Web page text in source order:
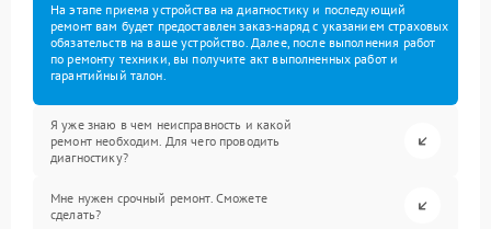
На этапе приема устройства на диагностику и последующий
ремонт вам будет предоставлен заказ-наряд с указанием страховых
обязательств на ваше устройство. Далее, после выполнения работ
по ремонту техники, вы получите акт выполненных работ и
гарантийный талон.
Я уже знаю в чем неисправность и какой
ремонт необходим. Для чего проводить
диагностику?
Мне нужен срочный ремонт. Сможете
сделать?